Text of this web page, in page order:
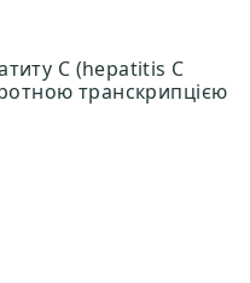
С (hepatitis C
транскрипцією